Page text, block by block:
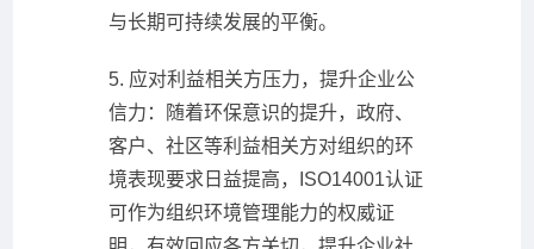
与长期可持续发展的平衡。
5. 应对利益相关方压力，提升企业公
信力：随着环保意识的提升，政府、
客户、社区等利益相关方对组织的环
境表现要求日益提高，ISO14001认证
可作为组织环境管理能力的权威证